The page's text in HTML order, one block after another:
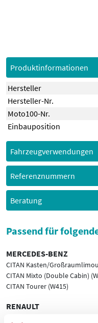
Produktinformationen
Hersteller
Hersteller-Nr.
Moto100-Nr.
Einbauposition
Fahrzeugverwendungen
Referenznummern
Beratung
Passend für
MERCEDES-BENZ
CITAN Kasten/
CITAN Mixto (Double Cabin)
CITAN Tourer (W415)
RENAULT